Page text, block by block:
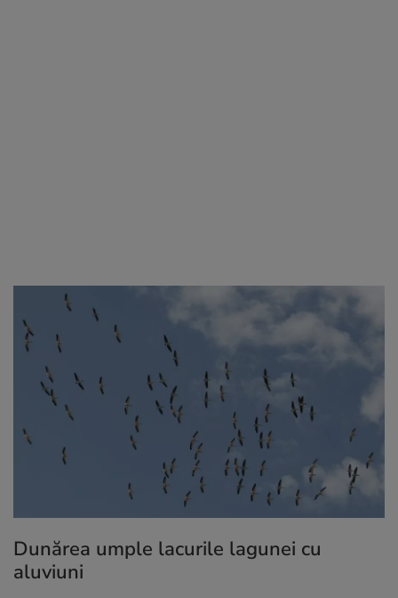
Dunărea umple lacurile lagunei cu
aluviuni